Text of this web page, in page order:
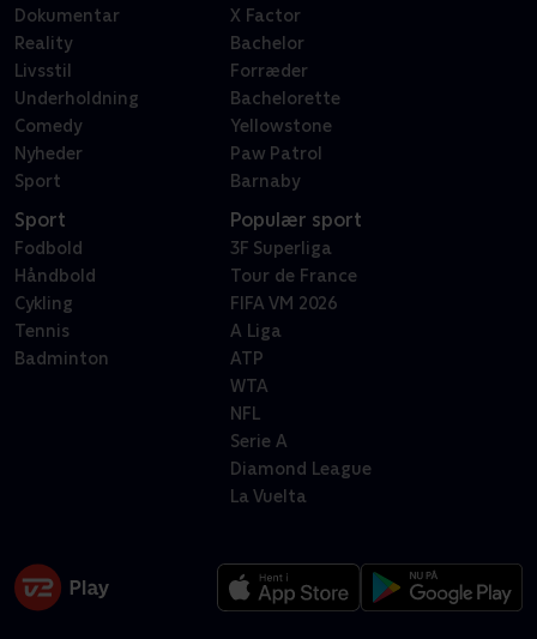
Dokumentar
Reality
Livsstil
Underholdning
Comedy
Nyheder
Sport
X Factor
Bachelor
Forræder
Bachelorette
Yellowstone
Paw Patrol
Barnaby
Sport
Fodbold
Håndbold
Cykling
Tennis
Badminton
Populær sport
3F Superliga
Tour de France
FIFA VM 2026
A Liga
ATP
WTA
NFL
Serie A
Diamond League
La Vuelta